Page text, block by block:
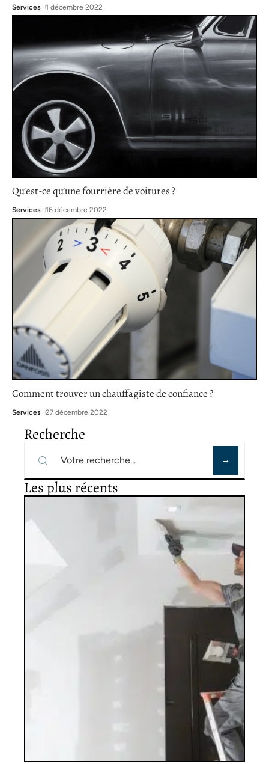
Services 1 décembre 2022
Qu’est-ce qu’une fourrière de voitures ?
Services 16 décembre 2022
Comment trouver un chauffagiste de confiance ?
Services 27 décembre 2022
Recherche
Les plus récents